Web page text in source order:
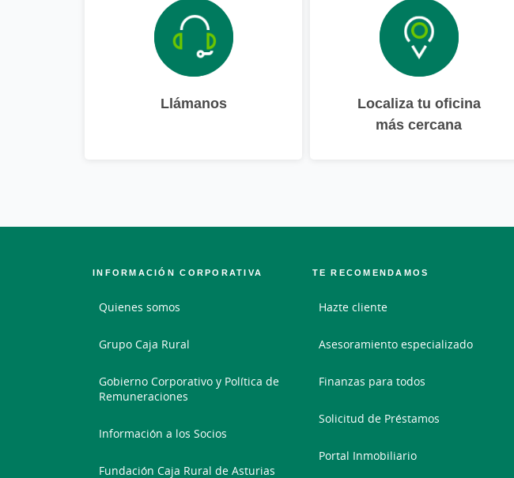
Llámanos
Localiza tu oficina
más cercana
INFORMACIÓN CORPORATIVA
Quienes somos
Grupo Caja Rural
Gobierno Corporativo y Política de
Remuneraciones
Información a los Socios
Fundación Caja Rural de Asturias
TE RECOMENDAMOS
Hazte cliente
Asesoramiento especializado
Finanzas para todos
Solicitud de Préstamos
Portal Inmobiliario